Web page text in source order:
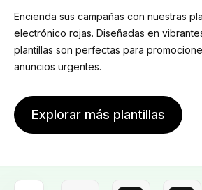
Encienda sus campañas con nuestras
electrónico rojas. Diseñadas en
plantillas son perfectas para
anuncios urgentes.
Explorar más plantillas